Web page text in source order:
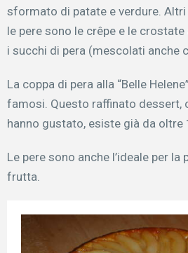
sformato di patate e verdure.
le pere sono le crêpe e le
i succhi di pera (mescolati anche
La coppa di pera alla “Belle
famosi. Questo raffinato dessert,
hanno gustato, esiste già da oltre
Le pere sono anche l’ideale per
frutta.